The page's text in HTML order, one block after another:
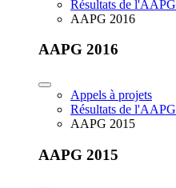
Résultats de l'AAPG
AAPG 2016
AAPG 2016
Appels à projets
Résultats de l'AAPG
AAPG 2015
AAPG 2015